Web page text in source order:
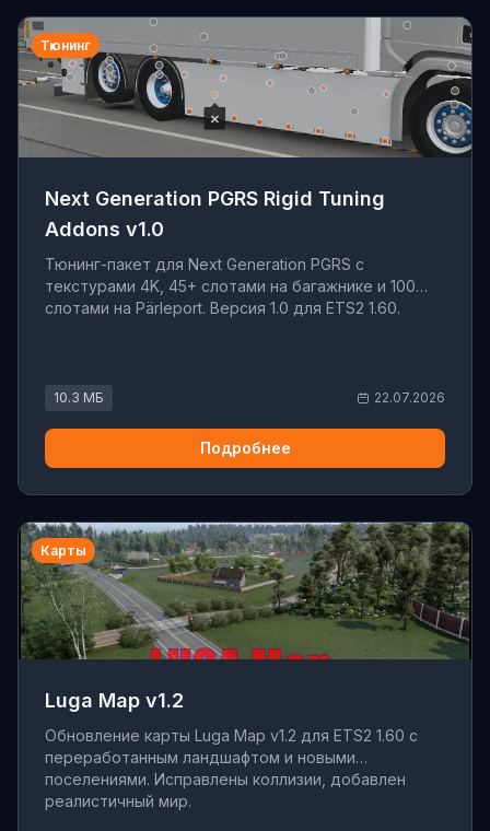
Тюнинг
Next Generation PGRS Rigid Tuning
Addons v1.0
Тюнинг-пакет для Next Generation PGRS с
текстурами 4K, 45+ слотами на багажнике и 100
слотами на Pärleport. Версия 1.0 для ETS2 1.60.
10.3 МБ 22.07.2026
Подробнее
Карты
Luga Map v1.2
Обновление карты Luga Map v1.2 для ETS2 1.60 с
переработанным ландшафтом и новыми
поселениями. Исправлены коллизии, добавлен
реалистичный мир.